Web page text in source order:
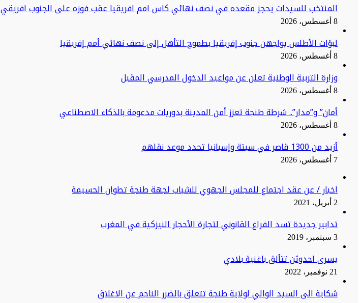
المنتخب للسيدات يحجز مقعده في نصف نهائي كاس امم افريقيا عقب فوزه على الجنوب افريقي
8 أغسطس، 2026
لبؤات الأطلس يواجهن جنوب إفريقيا بطموح التأهل إلى نصف نهائي أمم إفريقيا
8 أغسطس، 2026
وزارة التربية الوطنية تعلن عن مواعيد الدخول المدرسي المقبل
8 أغسطس، 2026
أمان” و”مدار”.. شرطة طنجة تعزز أمن المدينة بدوريات مدعومة بالذكاء الاصطناعي
8 أغسطس، 2026
أزيد من 1300 قاصر في سبتة وإسبانيا تحدد موعد نقلهم
7 أغسطس، 2026
اخبار / عن عقد اجتماع للمجلس الجهوي للشباب لجهة طنجة تطوان الحسيمة
2 أبريل، 2021
تدابير جديدة تسد الفراغ القانوني لتجارة الأحجار النيزكية في المغرب
3 سبتمبر، 2019
يسرى احدوثن تتألق باغنية بلادي
21 نوفمبر، 2022
شكاية الى السيد الوالي لولاية طنجة تتعلق بالضرر الناجم عن الاغلاق